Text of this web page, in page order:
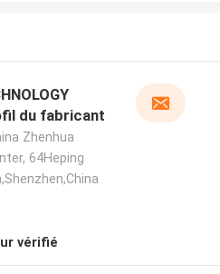
du fabricant
Zhenhua
64Heping
vérifié